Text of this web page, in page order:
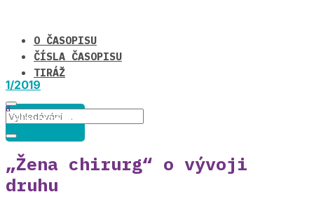
O ČASOPISU
ČÍSLA ČASOPISU
TIRÁŽ
1/2019
Hlavní téma
„Žena chirurg“ o vývoji
druhu